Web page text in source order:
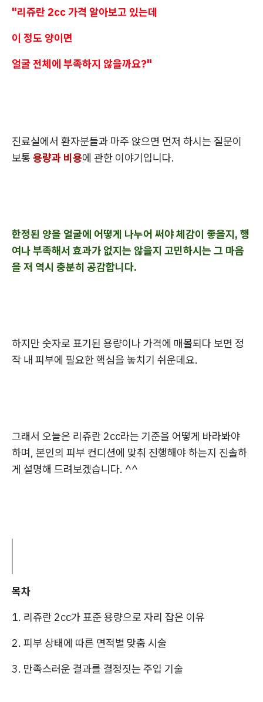
"리쥬란 2cc 가격 알아보고 있는데
이 정도 양이면
얼굴 전체에 부족하지 않을까요?"
진료실에서 환자분들과 마주 앉으면 먼저 하시는 질문이
보통 용량과 비용에 관한 이야기입니다.
한정된 양을 얼굴에 어떻게 나누어 써야 체감이 좋을지, 행
여나 부족해서 효과가 없지는 않을지 고민하시는 그 마음
을 저 역시 충분히 공감합니다.
하지만 숫자로 표기된 용량이나 가격에 매몰되다 보면 정
작 내 피부에 필요한 핵심을 놓치기 쉬운데요.
그래서 오늘은 리쥬란 2cc라는 기준을 어떻게 바라봐야
하며, 본인의 피부 컨디션에 맞춰 진행해야 하는지 진솔하
게 설명해 드려보겠습니다. ^^
목차
1. 리쥬란 2cc가 표준 용량으로 자리 잡은 이유
2. 피부 상태에 따른 면적별 맞춤 시술
3. 만족스러운 결과를 결정짓는 주입 기술